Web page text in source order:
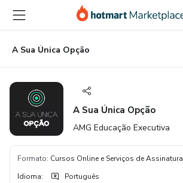
para
conteúdo
principal
para
pagamento
para
rodapé
A Sua Única Opção
A Sua Única Opção
AMG Educação Executiva
Formato: Cursos Online e Serviços de Assinatura
Idioma: Português